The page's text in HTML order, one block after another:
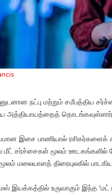
நட்பு மற்றும் சமீபத்திய
அத்தியாயத்தைத்
இசை பாணியால்
மீட் சர்ச்சைகள் மூலம் ஊடகங்களில்
மலையாளத் திரையுலகில்
இயக்கத்தில் உருவாகும் இந்த